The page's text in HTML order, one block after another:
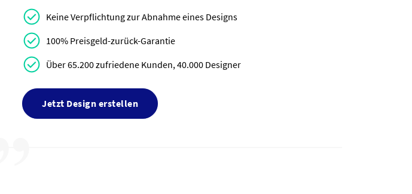
Keine Verpflichtung zur Abnahme eines Designs
100% Preisgeld-zurück-Garantie
Über 65.200 zufriedene Kunden, 40.000 Designer
Jetzt Design erstellen